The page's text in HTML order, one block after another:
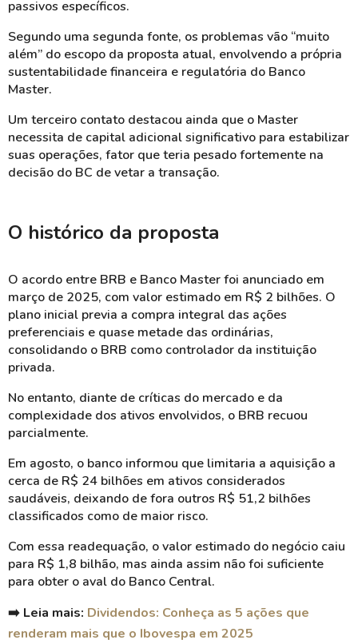
passivos específicos.
Segundo uma segunda fonte, os problemas vão “muito
além” do escopo da proposta atual, envolvendo a própria
sustentabilidade financeira e regulatória do Banco
Master.
Um terceiro contato destacou ainda que o Master
necessita de capital adicional significativo para estabilizar
suas operações, fator que teria pesado fortemente na
decisão do BC de vetar a transação.
O histórico da proposta
O acordo entre BRB e Banco Master foi anunciado em
março de 2025, com valor estimado em R$ 2 bilhões. O
plano inicial previa a compra integral das ações
preferenciais e quase metade das ordinárias,
consolidando o BRB como controlador da instituição
privada.
No entanto, diante de críticas do mercado e da
complexidade dos ativos envolvidos, o BRB recuou
parcialmente.
Em agosto, o banco informou que limitaria a aquisição a
cerca de R$ 24 bilhões em ativos considerados
saudáveis, deixando de fora outros R$ 51,2 bilhões
classificados como de maior risco.
Com essa readequação, o valor estimado do negócio caiu
para R$ 1,8 bilhão, mas ainda assim não foi suficiente
para obter o aval do Banco Central.
➡️ Leia mais: Dividendos: Conheça as 5 ações que
renderam mais que o Ibovespa em 2025